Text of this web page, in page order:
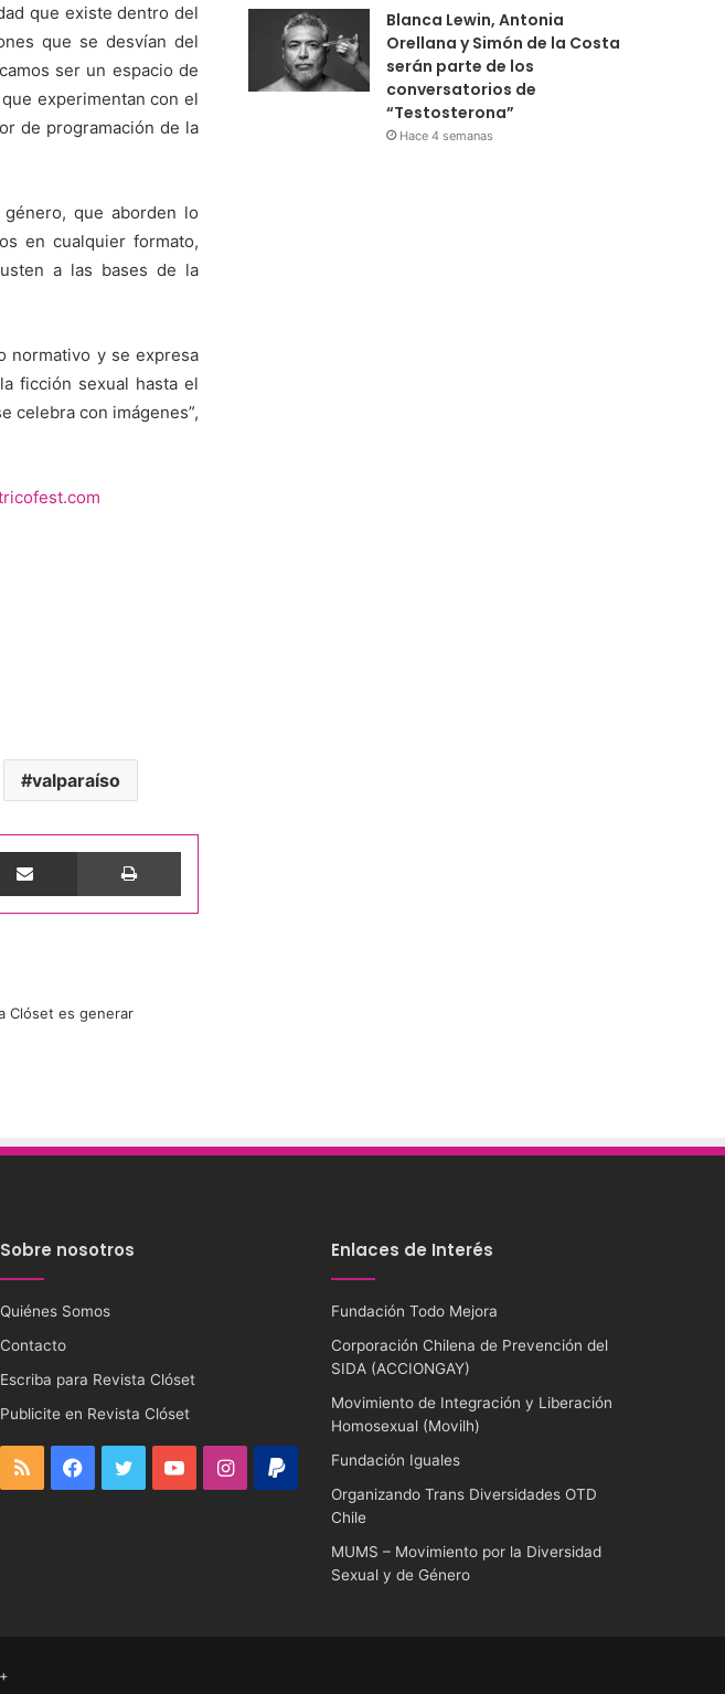
que existe dentro del
que se desvían del
ser un espacio de
experimentan con el
de programación de la
que aborden lo
en cualquier formato,
a las bases de la
normativo y se expresa
ficción sexual hasta el
celebra con imágenes”,
valparaíso
Compartir por correo electrónico Imprimir
Clóset es generar
Blanca Lewin, Antonia
Orellana y Simón de la Costa
serán parte de los
conversatorios de
“Testosterona”
Hace 4 semanas
Sobre nosotros
Quiénes Somos
Contacto
Escriba para Revista Clóset
Publicite en Revista Clóset
RSS Facebook
TwitterYouTubeInstagramPayPal
Enlaces de Interés
Fundación Todo Mejora
Corporación Chilena de Prevención del
SIDA (ACCIONGAY)
Movimiento de Integración y Liberación
Homosexual (Movilh)
Fundación Iguales
Organizando Trans Diversidades OTD
Chile
MUMS – Movimiento por la Diversidad
Sexual y de Género